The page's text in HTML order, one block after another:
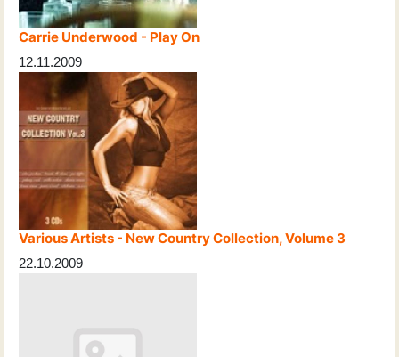
Carrie Underwood - Play On
12.11.2009
Various Artists - New Country Collection, Volume 3
22.10.2009